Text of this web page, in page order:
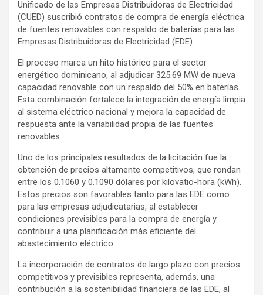
Unificado de las Empresas Distribuidoras de Electricidad
(CUED) suscribió contratos de compra de energía eléctrica
de fuentes renovables con respaldo de baterías para las
Empresas Distribuidoras de Electricidad (EDE).
El proceso marca un hito histórico para el sector
energético dominicano, al adjudicar 325.69 MW de nueva
capacidad renovable con un respaldo del 50% en baterías.
Esta combinación fortalece la integración de energía limpia
al sistema eléctrico nacional y mejora la capacidad de
respuesta ante la variabilidad propia de las fuentes
renovables.
Uno de los principales resultados de la licitación fue la
obtención de precios altamente competitivos, que rondan
entre los 0.1060 y 0.1090 dólares por kilovatio-hora (kWh).
Estos precios son favorables tanto para las EDE como
para las empresas adjudicatarias, al establecer
condiciones previsibles para la compra de energía y
contribuir a una planificación más eficiente del
abastecimiento eléctrico.
La incorporación de contratos de largo plazo con precios
competitivos y previsibles representa, además, una
contribución a la sostenibilidad financiera de las EDE, al